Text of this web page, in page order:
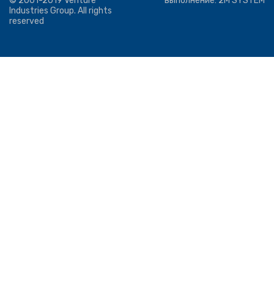
Industries Group. All rights
reserved